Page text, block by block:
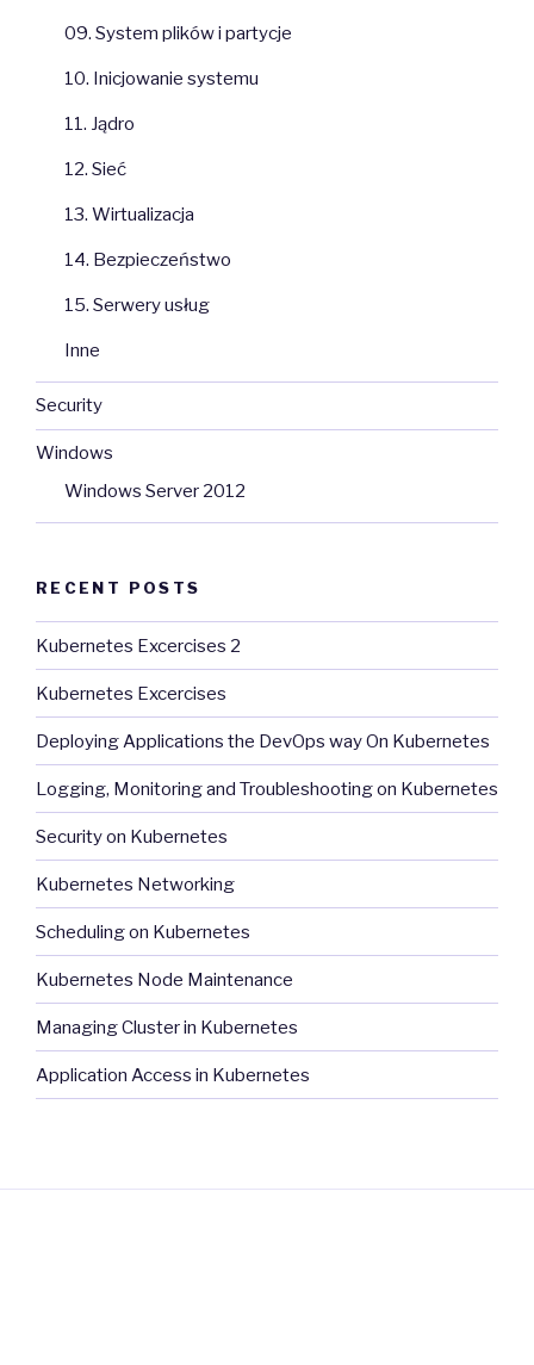
09. System plików i partycje
10. Inicjowanie systemu
11. Jądro
12. Sieć
13. Wirtualizacja
14. Bezpieczeństwo
15. Serwery usług
Inne
Security
Windows
Windows Server 2012
RECENT POSTS
Kubernetes Excercises 2
Kubernetes Excercises
Deploying Applications the DevOps way On Kubernetes
Logging, Monitoring and Troubleshooting on Kubernetes
Security on Kubernetes
Kubernetes Networking
Scheduling on Kubernetes
Kubernetes Node Maintenance
Managing Cluster in Kubernetes
Application Access in Kubernetes